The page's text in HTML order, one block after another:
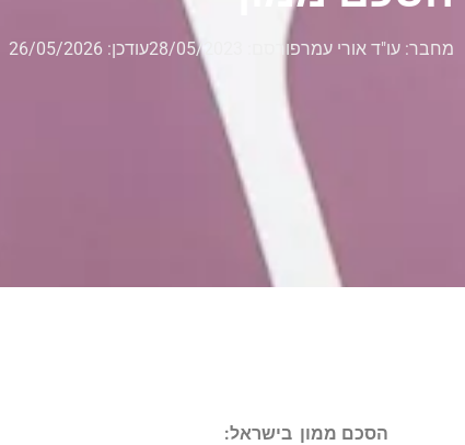
מחבר: עו"ד אורי עמרפורסם: 28/05/2023עודכן: 26/05/2026
הסכם ממון בישראל: